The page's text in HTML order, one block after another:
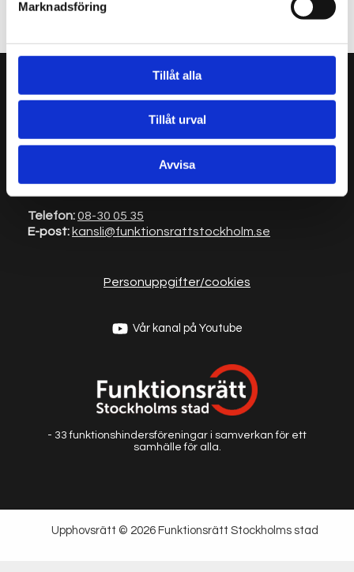
Marknadsföring
Tillåt alla
Tillåt urval
Avvisa
Adress:
Funktionsrätt Stockholms stad
Sankt Göransgatan 84, 3 trappor
Telefon:08-30 05 35
E-post: kansli@funktionsrattstockholm.se
Personuppgifter/cookies
Vår kanal på Youtube
- 33 funktionshindersföreningar i samverkan för ett
samhälle för alla.
Upphovsrätt © 2026 Funktionsrätt Stockholms stad